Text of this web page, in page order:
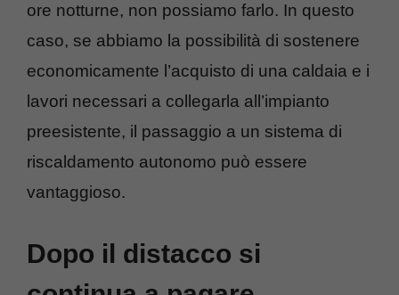
ore notturne, non possiamo farlo. In questo
caso, se abbiamo la possibilità di sostenere
economicamente l’acquisto di una caldaia e i
lavori necessari a collegarla all’impianto
preesistente, il passaggio a un sistema di
riscaldamento autonomo può essere
vantaggioso.
Dopo il distacco si